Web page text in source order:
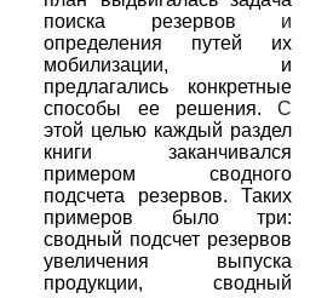
поиска резервов и
определения путей их
мобилизации, и
предлагались конкретные
способы ее решения.С
этой целью каждый раздел
книги заканчивался
примером сводного
подсчета резервов. Таких
примеров было три:
сводный подсчет резервов
увеличения выпуска
продукции, сводный